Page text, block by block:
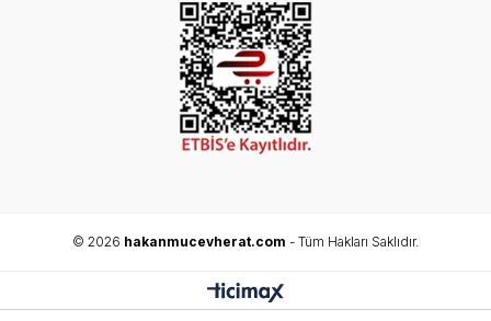
© 2026 hakanmucevherat.com - Tüm Hakları Saklıdır.